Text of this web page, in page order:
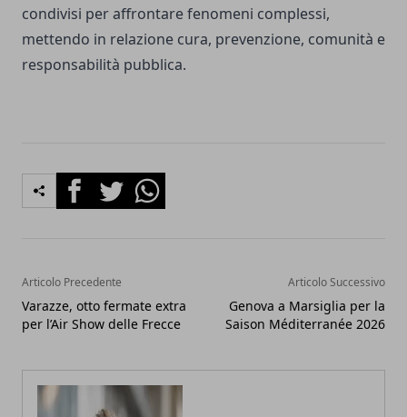
condivisi per affrontare fenomeni complessi,
mettendo in relazione cura, prevenzione, comunità e
responsabilità pubblica.
FacebookTwitterWhatsapp
Articolo Precedente
Varazze, otto fermate extra
per l’Air Show delle Frecce
Articolo Successivo
Genova a Marsiglia per la
Saison Méditerranée 2026